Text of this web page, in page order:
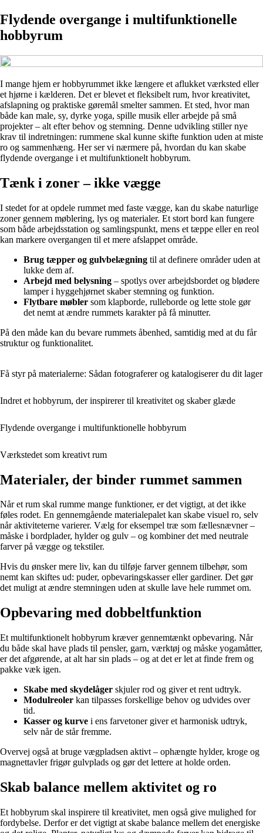
Flydende overgange i multifunktionelle
hobbyrum
I mange hjem er hobbyrummet ikke længere et aflukket værksted eller
et hjørne i kælderen. Det er blevet et fleksibelt rum, hvor kreativitet,
afslapning og praktiske gøremål smelter sammen. Et sted, hvor man
både kan male, sy, dyrke yoga, spille musik eller arbejde på små
projekter – alt efter behov og stemning. Denne udvikling stiller nye
krav til indretningen: rummene skal kunne skifte funktion uden at miste
ro og sammenhæng. Her ser vi nærmere på, hvordan du kan skabe
flydende overgange i et multifunktionelt hobbyrum.
Tænk i zoner – ikke vægge
I stedet for at opdele rummet med faste vægge, kan du skabe naturlige
zoner gennem møblering, lys og materialer. Et stort bord kan fungere
som både arbejdsstation og samlingspunkt, mens et tæppe eller en reol
kan markere overgangen til et mere afslappet område.
Brug tæpper og gulvbelægning til at definere områder uden at
lukke dem af.
Arbejd med belysning – spotlys over arbejdsbordet og blødere
lamper i hyggehjørnet skaber stemning og funktion.
Flytbare møbler som klapborde, rulleborde og lette stole gør
det nemt at ændre rummets karakter på få minutter.
På den måde kan du bevare rummets åbenhed, samtidig med at du får
struktur og funktionalitet.
Få styr på materialerne: Sådan fotograferer og katalogiserer du dit lager
Indret et hobbyrum, der inspirerer til kreativitet og skaber glæde
Flydende overgange i multifunktionelle hobbyrum
Værkstedet som kreativt rum
Materialer, der binder rummet sammen
Når et rum skal rumme mange funktioner, er det vigtigt, at det ikke
føles rodet. En gennemgående materialepalet kan skabe visuel ro, selv
når aktiviteterne varierer. Vælg for eksempel træ som fællesnævner –
måske i bordplader, hylder og gulv – og kombiner det med neutrale
farver på vægge og tekstiler.
Hvis du ønsker mere liv, kan du tilføje farver gennem tilbehør, som
nemt kan skiftes ud: puder, opbevaringskasser eller gardiner. Det gør
det muligt at ændre stemningen uden at skulle lave hele rummet om.
Opbevaring med dobbeltfunktion
Et multifunktionelt hobbyrum kræver gennemtænkt opbevaring. Når
du både skal have plads til pensler, garn, værktøj og måske yogamåtter,
er det afgørende, at alt har sin plads – og at det er let at finde frem og
pakke væk igen.
Skabe med skydelåger skjuler rod og giver et rent udtryk.
Modulreoler kan tilpasses forskellige behov og udvides over
tid.
Kasser og kurve i ens farvetoner giver et harmonisk udtryk,
selv når de står fremme.
Overvej også at bruge vægpladsen aktivt – ophængte hylder, kroge og
magnettavler frigør gulvplads og gør det lettere at holde orden.
Skab balance mellem aktivitet og ro
Et hobbyrum skal inspirere til kreativitet, men også give mulighed for
fordybelse. Derfor er det vigtigt at skabe balance mellem det energiske